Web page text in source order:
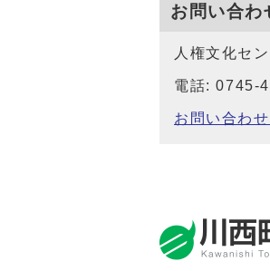
お問い合わ
人権文化セ
電話: 0745-
お問い合わ